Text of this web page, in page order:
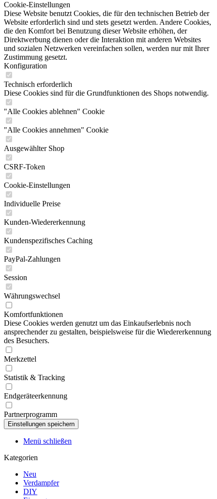
Cookie-Einstellungen
Diese Website benutzt Cookies, die für den technischen Betrieb der
Website erforderlich sind und stets gesetzt werden. Andere Cookies,
die den Komfort bei Benutzung dieser Website erhöhen, der
Direktwerbung dienen oder die Interaktion mit anderen Websites
und sozialen Netzwerken vereinfachen sollen, werden nur mit Ihrer
Zustimmung gesetzt.
Konfiguration
Technisch erforderlich
Diese Cookies sind für die Grundfunktionen des Shops notwendig.
"Alle Cookies ablehnen" Cookie
"Alle Cookies annehmen" Cookie
Ausgewählter Shop
CSRF-Token
Cookie-Einstellungen
Individuelle Preise
Kunden-Wiedererkennung
Kundenspezifisches Caching
PayPal-Zahlungen
Session
Währungswechsel
Komfortfunktionen
Diese Cookies werden genutzt um das Einkaufserlebnis noch
ansprechender zu gestalten, beispielsweise für die Wiedererkennung
des Besuchers.
Merkzettel
Statistik & Tracking
Endgeräteerkennung
Partnerprogramm
Menü schließen
Kategorien
Neu
Verdampfer
DIY